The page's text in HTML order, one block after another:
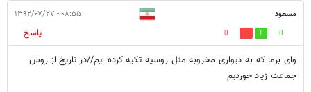
مسعود ۰۸:۵۵ - ۱۳۹۲/۰۷/۲۷
0
0
پاسخ
وای برما که به دیواری مخروبه مثل روسیه تکیه کرده ایم//در تاریخ از روس
جماعت زیاد خوردیم